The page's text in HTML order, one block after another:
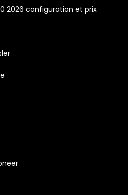
2026 configuration et prix